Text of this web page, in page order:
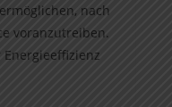
nach
voranzutreiben.